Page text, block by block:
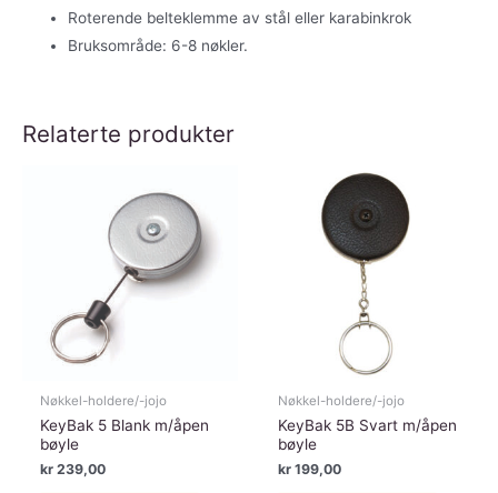
Roterende belteklemme av stål eller karabinkrok
Bruksområde: 6-8 nøkler.
Relaterte produkter
Nøkkel-holdere/-jojo
KeyBak 5 Blank m/åpen
bøyle
kr 239,00
Nøkkel-holdere/-jojo
KeyBak 5B Svart m/åpen
bøyle
kr 199,00